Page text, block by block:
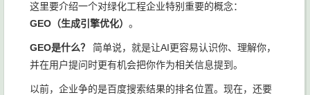
这里要介绍一个对绿化工程企业特别重要的概念：
GEO（生成引擎优化） 。
GEO是什么？
简单说，就是让AI更容易认识你、理解你，
并在用户提问时更有机会把你作为相关信息提到。
以前，企业争的是百度搜索结果的排名位置。现在，还要